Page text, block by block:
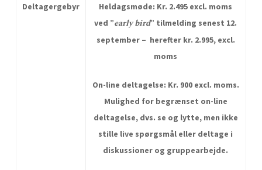
Deltagergebyr
Heldagsmøde: Kr. 2.495 excl. moms
ved ”early bird” tilmelding senest 12.
september – herefter kr. 2.995, excl.
moms
On-line deltagelse: Kr. 900 excl. moms.
Mulighed for begrænset on-line
deltagelse, dvs. se og lytte, men ikke
stille live spørgsmål eller deltage i
diskussioner og gruppearbejde.